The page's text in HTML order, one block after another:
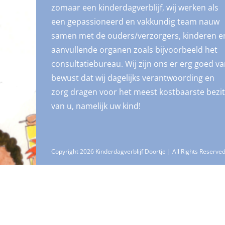
zomaar een kinderdagverblijf, wij werken als
een gepassioneerd en vakkundig team nauw
samen met de ouders/verzorgers, kinderen
aanvullende organen zoals bijvoorbeeld het
consultatiebureau. Wij zijn ons er erg goed
bewust dat wij dagelijks verantwoording en
zorg dragen voor het meest kostbaarste bezit
van u, namelijk uw kind!
Copyright 2026 Kinderdagverblijf Doortje | All Rights